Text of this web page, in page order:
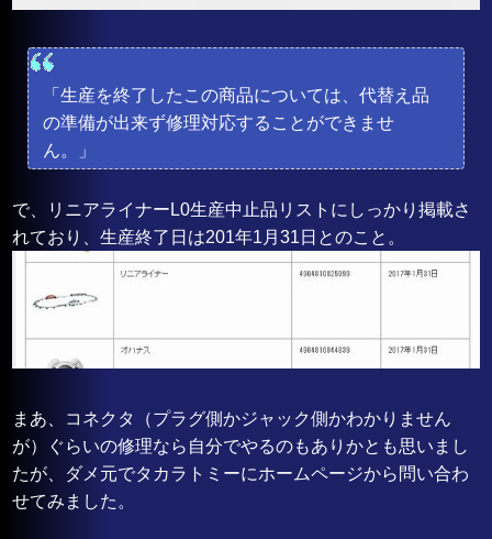
「生産を終了したこの商品については、代替え品
の準備が出来ず修理対応することができませ
ん。」
で、リニアライナーL0生産中止品リストにしっかり掲載さ
れており、生産終了日は201年1月31日とのこと。
まあ、コネクタ（プラグ側かジャック側かわかりません
が）ぐらいの修理なら自分でやるのもありかとも思いまし
たが、ダメ元でタカラトミーにホームページから問い合わ
せてみました。